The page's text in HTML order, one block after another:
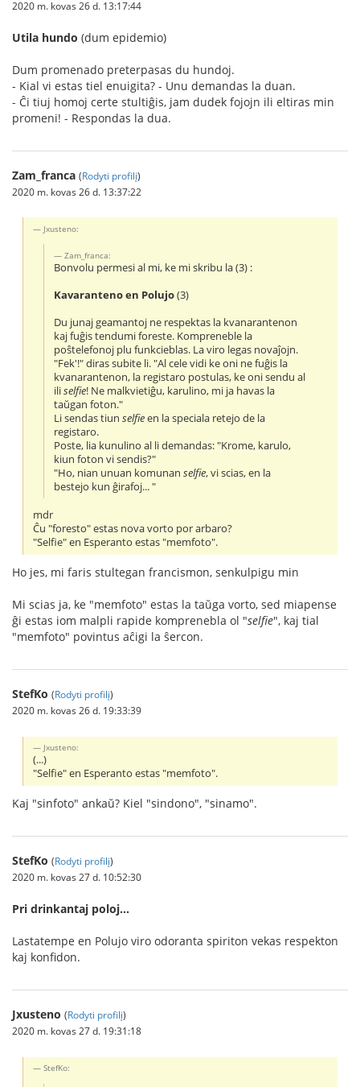
2020 m. kovas 26 d. 13:17:44
Utila hundo (dum epidemio)
Dum promenado preterpasas du hundoj.
- Kial vi estas tiel enuigita? - Unu demandas la duan.
- Ĉi tiuj homoj certe stultiĝis, jam dudek fojojn ili eltiras min
promeni! - Respondas la dua.
Zam_franca (Rodyti profilį)
2020 m. kovas 26 d. 13:37:22
Jxusteno:
Zam_franca:
Bonvolu permesi al mi, ke mi skribu la (3) :
Kavaranteno en Polujo(3)
Du junaj geamantoj ne respektas la kvanarantenon
kaj fuĝis tendumi foreste. Kompreneble la
poŝtelefonoj plu funkcieblas. La viro legas novaĵojn.
"Fek'!" diras subite li. "Al cele vidi ke oni ne fuĝis la
kvanarantenon, la registaro postulas, ke oni sendu al
iliselfie! Ne malkvietiĝu, karulino, mi ja havas la
taŭgan foton."
Li sendas tiunselfieen la speciala retejo de la
registaro.
Poste, lia kunulino al li demandas: "Krome, karulo,
kiun foton vi sendis?"
"Ho, nian unuan komunanselfie, vi scias, en la
bestejo kun ĝirafoj... "
mdr
Ĉu "foresto" estas nova vorto por arbaro?
"Selfie" en Esperanto estas "memfoto".
Ho jes, mi faris stultegan francismon, senkulpigu min
Mi scias ja, ke "memfoto" estas la taŭga vorto, sed miapense
ĝi estas iom malpli rapide komprenebla ol "selfie", kaj tial
"memfoto" povintus aĉigi la ŝercon.
StefKo (Rodyti profilį)
2020 m. kovas 26 d. 19:33:39
Jxusteno:
(...)
"Selfie" en Esperanto estas "memfoto".
Kaj "sinfoto" ankaŭ? Kiel "sindono", "sinamo".
StefKo (Rodyti profilį)
2020 m. kovas 27 d. 10:52:30
Pri drinkantaj poloj...
Lastatempe en Polujo viro odoranta spiriton vekas respekton
kaj konfidon.
Jxusteno (Rodyti profilį)
2020 m. kovas 27 d. 19:31:18
StefKo: